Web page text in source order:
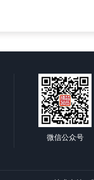
微信公众号